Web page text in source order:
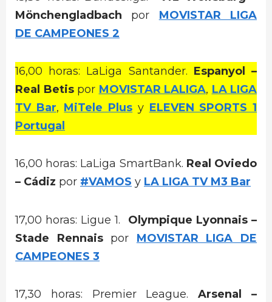
Mönchengladbach
por MOVISTAR LIGA
DE CAMPEONES 2
16,00 horas: LaLiga Santander. Espanyol –
Real Betis por MOVISTAR LALIGA, LA LIGA
TV Bar, MiTele Plus y ELEVEN SPORTS 1
Portugal
16,00 horas: LaLiga SmartBank. Real Oviedo
– Cádiz por #VAMOS y LA LIGA TV M3 Bar
17,00 horas: Ligue 1. Olympique Lyonnais –
Stade Rennais
por MOVISTAR LIGA DE
CAMPEONES 3
17,30 horas: Premier League.Arsenal –